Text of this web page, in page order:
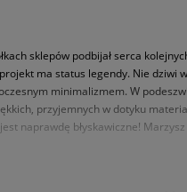
sklepów podbijał serca
ma status legendy. Nie dziwi
minimalizmem. W
przyjemnych w dotyku
naprawdę błyskawiczne!